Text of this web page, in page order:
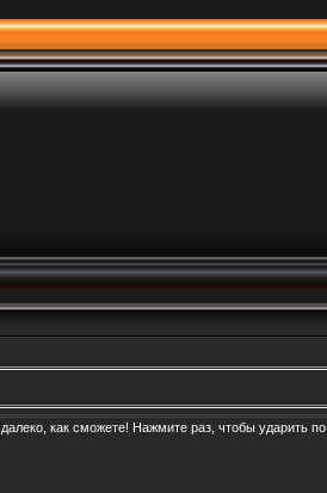
как сможете! Нажмите раз, чтобы ударить по